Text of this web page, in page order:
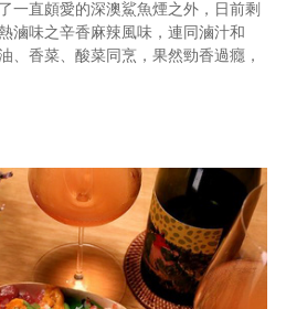
一直頗愛的深澳鯊魚煙之外，日前剩
滷味之辛香麻辣風味，連同滷汁和
、香菜、酸菜同烹，果然勁香過癮，